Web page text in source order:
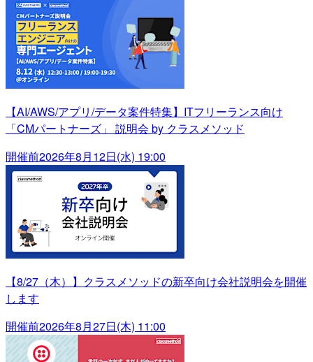
【AI/AWS/アプリ/データ案件特集】ITフリーランス向け
「CMパートナーズ」 説明会 by クラスメソッド
開催前2026年8月12日(水) 19:00
【8/27（木）】クラスメソッドの新卒向け会社説明会を開催
します
開催前2026年8月27日(木) 11:00